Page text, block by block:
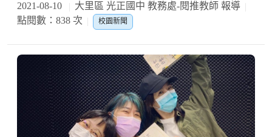
2021-08-10
大里區 光正國中 教務處-閱推教師 報導
點閱數：838 次
校園新聞